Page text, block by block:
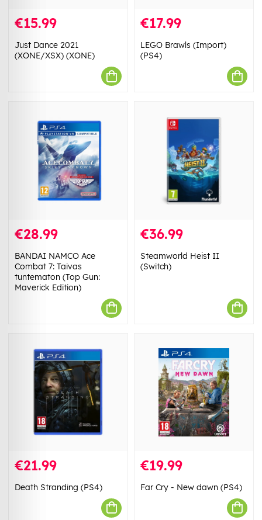
€15.99
Just Dance 2021
(XONE/XSX) (XONE)
€17.99
LEGO Brawls (Import)
(PS4)
€28.99
BANDAI NAMCO Ace
Combat 7: Taivas
tuntematon (Top Gun:
Maverick Edition)
€36.99
Steamworld Heist II
(Switch)
€21.99
Death Stranding (PS4)
€19.99
Far Cry - New dawn (PS4)